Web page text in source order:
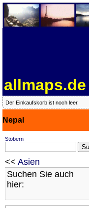
allmaps.de
Der Einkaufskorb ist noch leer.
Nepal
Stöbern
<< Asien
Suchen Sie auch
hier: